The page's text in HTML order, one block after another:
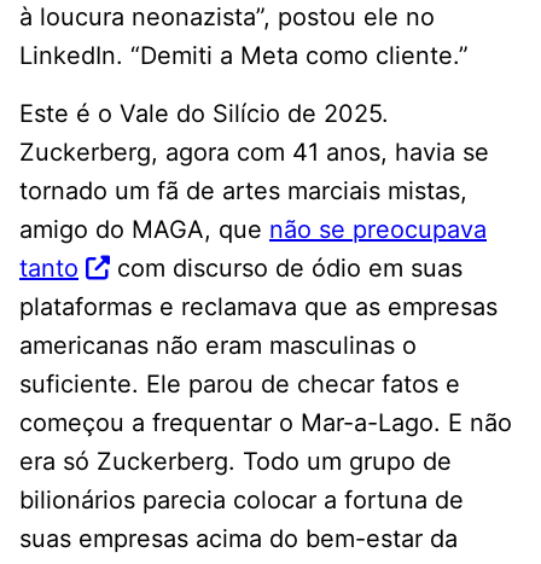
à loucura neonazista”, postou ele no
LinkedIn. “Demiti a Meta como cliente.”
Este é o Vale do Silício de 2025.
Zuckerberg, agora com 41 anos, havia se
tornado um fã de artes marciais mistas,
amigo do MAGA, que não se preocupava
tanto
com discurso de ódio em suas
plataformas e reclamava que as empresas
americanas não eram masculinas o
suficiente. Ele parou de checar fatos e
começou a frequentar o Mar-a-Lago. E não
era só Zuckerberg. Todo um grupo de
bilionários parecia colocar a fortuna de
suas empresas acima do bem-estar da